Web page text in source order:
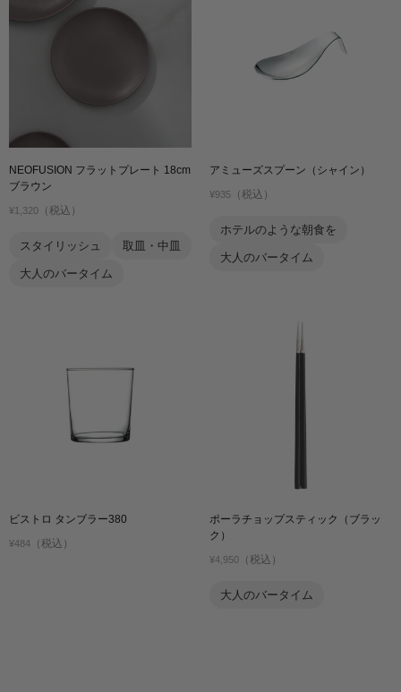
NEOFUSION フラットプレート 18cm
ブラウン
¥1,320 （税込）
スタイリッシュ 取皿・中皿
大人のバータイム
アミューズスプーン（シャイン）
¥935 （税込）
ホテルのような朝食を
大人のバータイム
ビストロ タンブラー380
¥484 （税込）
ポーラチョップスティック（ブラッ
ク）
¥4,950 （税込）
大人のバータイム